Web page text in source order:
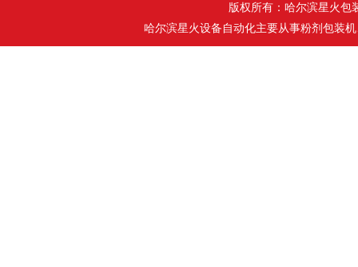
版权所有：哈尔滨星火包
哈尔滨星火设备自动化主要从事粉剂包装